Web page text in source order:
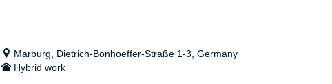
Marburg, Dietrich-Bonhoeffer-Straße 1-3, Germany
Hybrid work